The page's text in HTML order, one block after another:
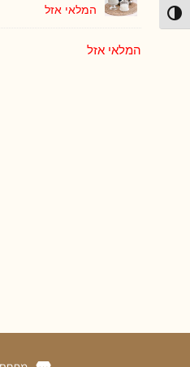
הפעל/כבה ניגודיות גבוהה
המלאי אזל
המלאי אזל